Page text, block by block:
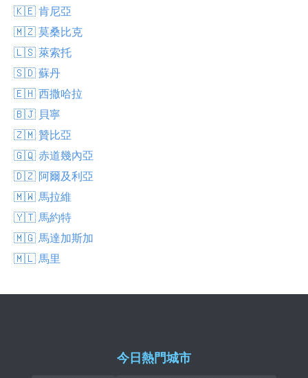
🇰🇪 肯尼亞
🇲🇿 莫桑比克
🇱🇸 萊索托
🇸🇩 蘇丹
🇪🇭 西撒哈拉
🇧🇯 貝寧
🇿🇲 贊比亞
🇬🇶 赤道幾內亞
🇩🇿 阿爾及利亞
🇲🇼 馬拉維
🇾🇹 馬約特
🇲🇬 馬達加斯加
🇲🇱 馬里
今日熱門城市